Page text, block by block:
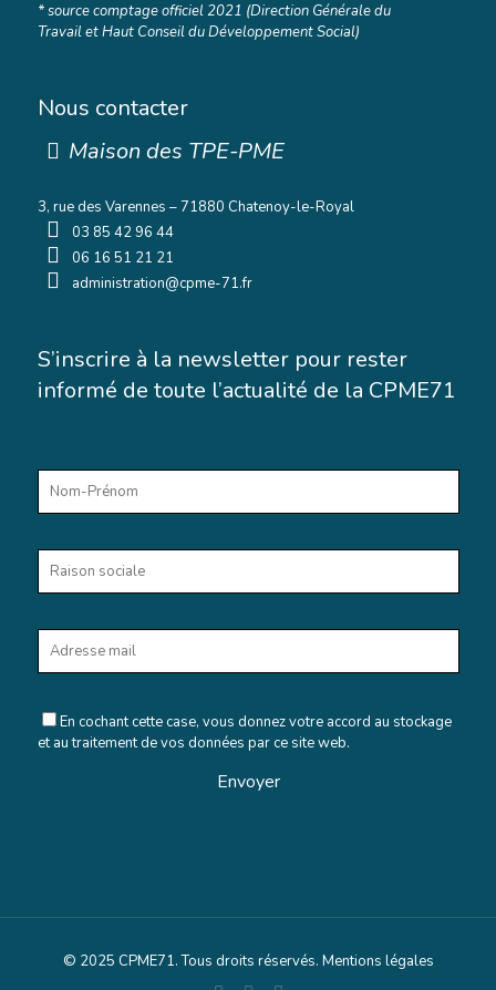
* source comptage officiel 2021 (Direction Générale du
Travail et Haut Conseil du Développement Social)
Nous contacter
Maison des TPE-PME
3, rue des Varennes – 71880 Chatenoy-le-Royal
03 85 42 96 44
06 16 51 21 21
administration@cpme-71.fr
S’inscrire à la newsletter pour rester
informé de toute l’actualité de la CPME71
En cochant cette case, vous donnez votre accord au stockage
et au traitement de vos données par ce site web.
© 2025 CPME71. Tous droits réservés. Mentions légales